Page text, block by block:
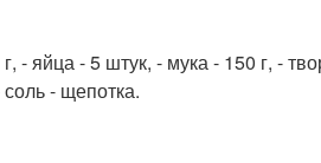
- яйца - 5 штук, - мука - 150 г, -
- щепотка.